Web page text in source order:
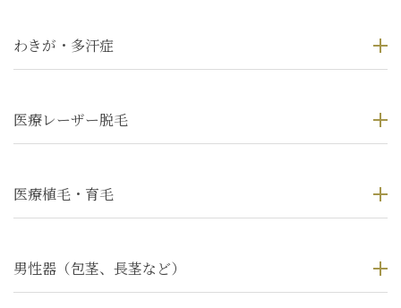
わきが・多汗症
医療レーザー脱毛
医療植毛・育毛
男性器（包茎、長茎など）